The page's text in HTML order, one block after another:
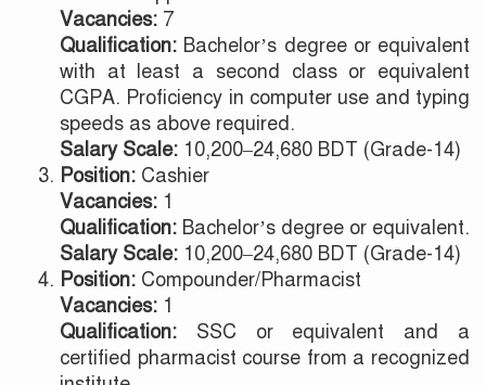
Vacancies: 7
Qualification: Bachelor’s degree or equivalent
with at least a second class or equivalent
CGPA. Proficiency in computer use and typing
speeds as above required.
Salary Scale: 10,200–24,680 BDT (Grade-14)
Position: Cashier
Vacancies: 1
Qualification: Bachelor’s degree or equivalent.
Salary Scale: 10,200–24,680 BDT (Grade-14)
Position: Compounder/Pharmacist
Vacancies: 1
Qualification: SSC or equivalent and a
certified pharmacist course from a recognized